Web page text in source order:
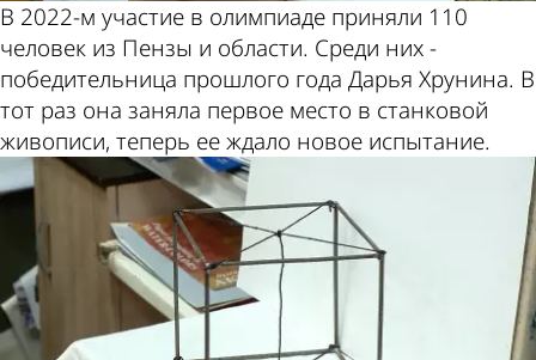
В 2022-м участие в олимпиаде приняли 110
человек из Пензы и области. Среди них -
победительница прошлого года Дарья Хрунина. В
тот раз она заняла первое место в станковой
живописи, теперь ее ждало новое испытание.